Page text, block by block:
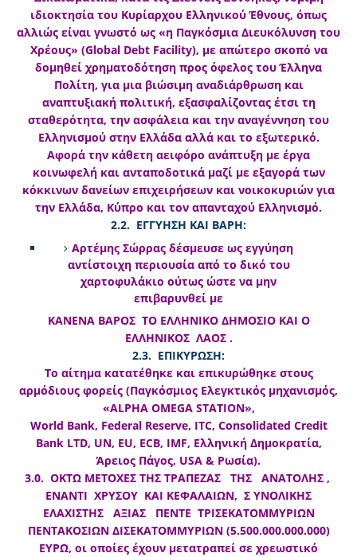
ιδιοκτησία του Κυρίαρχου Ελληνικού Έθνους, όπως
αλλιώς είναι γνωστό ως «η Παγκόσμια Διευκόλυνση του
Χρέους» (Global Debt Facility), με απώτερο σκοπό να
δομηθεί χρηματοδότηση προς όφελος του Έλληνα
Πολίτη, για μια βιώσιμη αναδιάρθρωση και
αναπτυξιακή πολιτική, εξασφαλίζοντας έτσι τη
σταθερότητα, την ασφάλεια και την αναγέννηση του
Ελληνισμού στην Ελλάδα αλλά και το εξωτερικό.
Αφορά την κάθετη αειφόρο ανάπτυξη με έργα
κοινωφελή και ανταποδοτικά μαζί με εξαγορά των
κόκκινων δανείων επιχειρήσεων και νοικοκυριών για
την Ελλάδα, Κύπρο και τον απανταχού Ελληνισμό.
2.2. ΕΓΓΥΗΣΗ ΚΑΙ ΒΑΡΗ:
Αρτέμης Σώρρας δέσμευσε ως εγγύηση
αντίστοιχη περιουσία από το δικό του
χαρτοφυλάκιο ούτως ώστε να μην
επιβαρυνθεί με
ΚΑΝΕΝΑ ΒΑΡΟΣ ΤΟ ΕΛΛΗΝΙΚΟ ΔΗΜΟΣΙΟ ΚΑΙ Ο
ΕΛΛΗΝΙΚΟΣ ΛΑΟΣ .
2.3. ΕΠΙΚΥΡΩΣΗ:
Το αίτημα κατατέθηκε και επικυρώθηκε στους
αρμόδιους φορείς (Παγκόσμιος Ελεγκτικός μηχανισμός,
«ALPHA OMEGA STATION»,
World Bank, Federal Reserve, ITC, Consolidated Credit
Bank LTD, UN, EU, ECB, IMF, Ελληνική Δημοκρατία,
Άρειος Πάγος, USA & Ρωσία).
3.0. ΟΚΤΩ ΜΕΤΟΧΕΣ ΤΗΣ ΤΡΑΠΕΖΑΣ ΤΗΣ ΑΝΑΤΟΛΗΣ ,
ΕΝΑΝΤΙ ΧΡΥΣΟΥ ΚΑΙ ΚΕΦΑΛΑΙΩΝ, Σ ΥΝΟΛΙΚΗΣ
ΕΛΑΧΙΣΤΗΣ ΑΞΙΑΣ ΠΕΝΤΕ ΤΡΙΣΕΚΑΤΟΜΜΥΡΙΩΝ
ΠΕΝΤΑΚΟΣΙΩΝ ΔΙΣΕΚΑΤΟΜΜΥΡΙΩΝ (5.500.000.000.000)
ΕΥΡΩ, οι οποίες έχουν μετατραπεί σε χρεωστικό